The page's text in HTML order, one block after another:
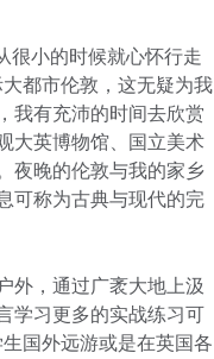
很小的时候就心怀行走
都市伦敦，这无疑为我
我有充沛的时间去欣赏
大英博物馆、国立美术
夜晚的伦敦与我的家乡
可称为古典与现代的完
外，通过广袤大地上汲
学习更多的实战练习可
国外远游或是在英国各